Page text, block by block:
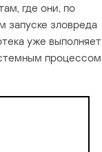
где они, по
запуске зловреда
уже выполняет
процессом